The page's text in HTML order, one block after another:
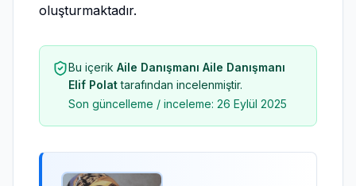
oluşturmaktadır.
Bu içerik Aile Danışmanı Aile Danışmanı
Elif Polat tarafından incelenmiştir.
Son güncelleme / inceleme: 26 Eylül 2025